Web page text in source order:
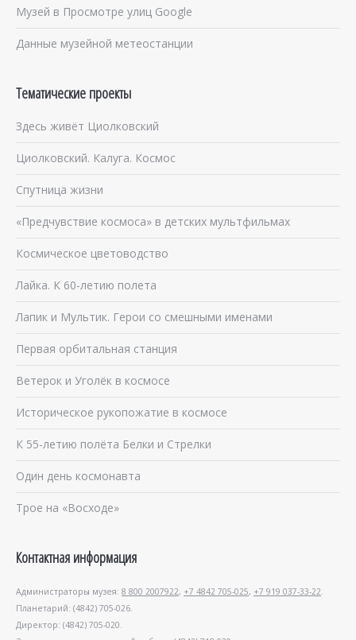
Музей в Просмотре улиц Google
Данные музейной метеостанции
Тематические проекты
Здесь живёт Циолковский
Циолковский. Калуга. Космос
Спутница жизни
«Предчувствие космоса» в детских мультфильмах
Космическое цветоводство
Лайка. К 60-летию полета
Лапик и Мультик. Герои со смешными именами
Первая орбитальная станция
Ветерок и Уголёк в космосе
Историческое рукопожатие в космосе
К 55-летию полёта Белки и Стрелки
Один день космонавта
Трое на «Восходе»
Контактная информация
Администраторы музея: 8 800 2007922, +7 4842 705-025, +7 919 037-33-22.
Планетарий: (4842) 705-026.
Директор: (4842) 705-020.